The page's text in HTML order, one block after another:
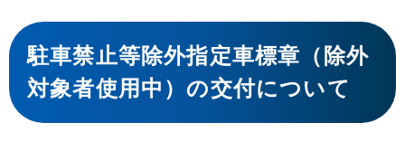
本
文
駐車禁止等除外指定車標章（除外
対象者使用中）の交付について